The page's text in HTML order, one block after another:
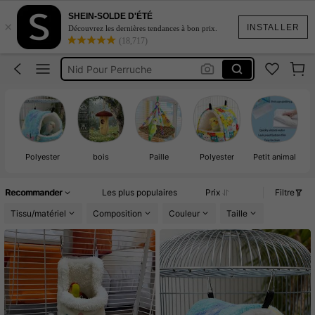
INSTALLER
×
SHEIN-SOLDE D'ÉTÉ
Découvrez les dernières tendances à bon prix.
(18,717)
Cage Oiseau
Nid Pour Perruche
Accessoire Pour Oiseaux
Cage Oiseau
Polyester bois Paille Polyester Petit animal
Recommander Les plus populaires Prix
Filtre
Tissu/matériel
Composition Couleur Taille